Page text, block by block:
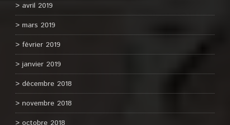
avril 2019
mars 2019
février 2019
janvier 2019
décembre 2018
novembre 2018
octobre 2018